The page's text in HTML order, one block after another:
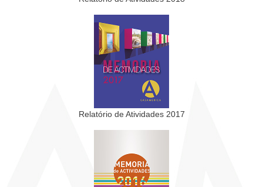
Relatório de Atividades 2017